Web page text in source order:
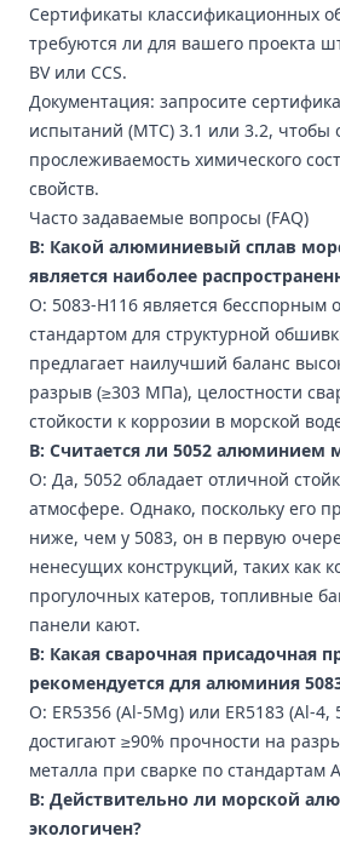
Сертификаты классификационных
требуются ли для вашего проекта
BV или CCS.
Документация: запросите
испытаний (MTC) 3.1 или 3.2, чтобы
прослеживаемость химического
свойств.
Часто задаваемые вопросы (FAQ)
В: Какой алюминиевый сплав
является наиболее
О: 5083-H116 является бесспорным
стандартом для структурной
предлагает наилучший баланс
разрыв (≥303 МПа), целостности
стойкости к коррозии в морской
В: Считается ли 5052 алюминием
О: Да, 5052 обладает отличной
атмосфере. Однако, поскольку его
ниже, чем у 5083, он в первую
ненесущих конструкций, таких как
прогулочных катеров, топливные
панели кают.
В: Какая сварочная присадочная
рекомендуется для алюминия
О: ER5356 (Al-5Mg) или ER5183 (Al-
достигают ≥90% прочности на
металла при сварке по стандартам
В: Действительно ли морской
экологичен?